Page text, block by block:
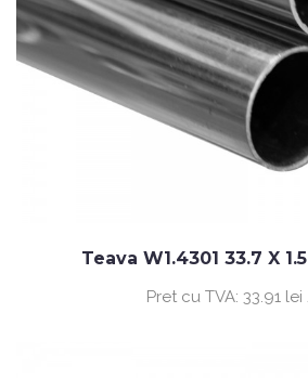
Teava W1.4301 33.7 X
Pret cu TVA: 33.91